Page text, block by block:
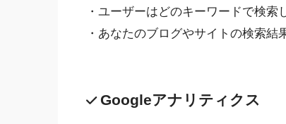
・ユーザーはどのキーワードで検索
・あなたのブログやサイトの検索
Googleアナリティクス